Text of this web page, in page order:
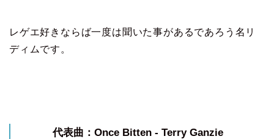
レゲエ好きならば一度は聞いた事があるであろう名リ
ディムです。
代表曲：Once Bitten - Terry Ganzie